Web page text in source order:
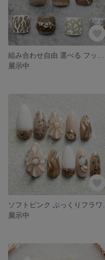
展示中
展示中